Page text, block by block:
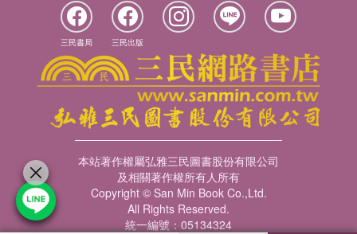
三民書局 三民出版
本站著作權屬弘雅三民圖書股份有限公司
及相關著作權所有人所有
Copyright © San Min Book Co.,Ltd.
All Rights Reserved.
統一編號：05134324